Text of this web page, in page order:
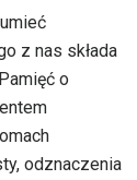
z nas składa
o
odznaczenia